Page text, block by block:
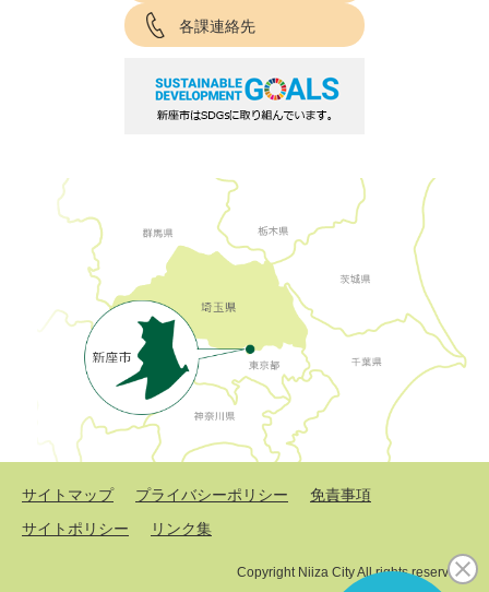
各課連絡先
サイトマップ プライバシーポリシー
免責事項
サイトポリシー
リンク集
Copyright Niiza City All rights reserved.